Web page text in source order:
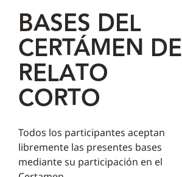
BASES DEL
CERTÁMEN DE
RELATO
CORTO
Todos los participantes aceptan
libremente las presentes bases
mediante su participación en el